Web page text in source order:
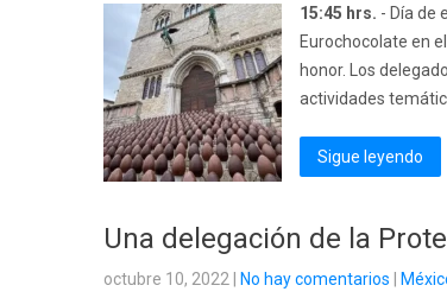
15:45 hrs. - Día de
Eurochocolate en
honor. Los
actividades
Sigue leyendo
Una delegación de la
octubre 10, 2022 No hay comentarios